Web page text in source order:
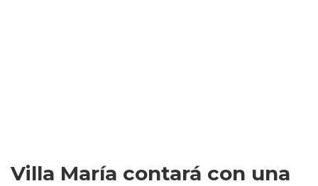
Villa María contará con una